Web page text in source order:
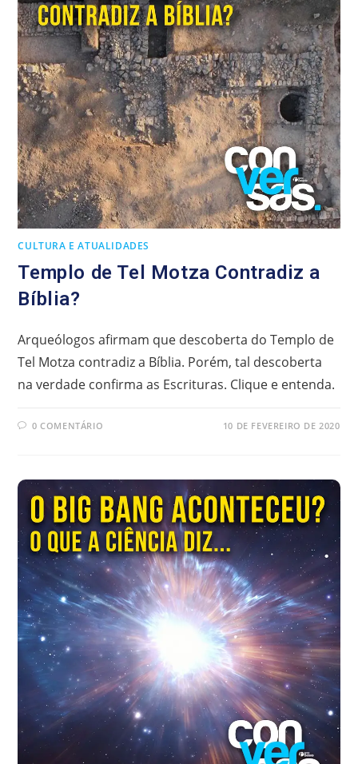
CULTURA E ATUALIDADES
Templo de Tel Motza Contradiz a
Bíblia?
Arqueólogos afirmam que descoberta do Templo de
Tel Motza contradiz a Bíblia. Porém, tal descoberta
na verdade confirma as Escrituras. Clique e entenda.
0 COMENTÁRIO 10 DE FEVEREIRO DE 2020